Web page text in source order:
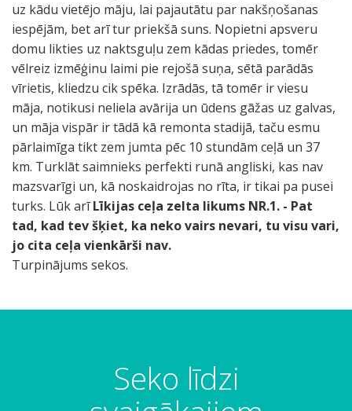
uz kādu vietējo māju, lai pajautātu par nakšņošanas
iespējām, bet arī tur priekšā suns. Nopietni apsveru
domu likties uz naktsguļu zem kādas priedes, tomēr
vēlreiz izmēģinu laimi pie rejošā suņa, sētā parādās
vīrietis, kliedzu cik spēka. Izrādās, tā tomēr ir viesu
māja, notikusi neliela avārija un ūdens gāžas uz galvas,
un māja vispār ir tādā kā remonta stadijā, taču esmu
pārlaimīga tikt zem jumta pēc 10 stundām ceļā un 37
km. Turklāt saimnieks perfekti runā angliski, kas nav
mazsvarīgi un, kā noskaidrojas no rīta, ir tikai pa pusei
turks. Lūk arīLīkijas ceļa zelta likums NR.1. - Pat
tad, kad tev šķiet, ka neko vairs nevari, tu visu vari,
jo cita ceļa vienkārši nav.
Turpinājums sekos.
Seko līdzi